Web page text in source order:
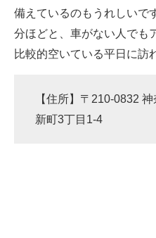
備えているのもうれしいで
分ほどと、車がない人でも
比較的空いている平日に訪
【住所】〒210-0832
新町3丁目1-4